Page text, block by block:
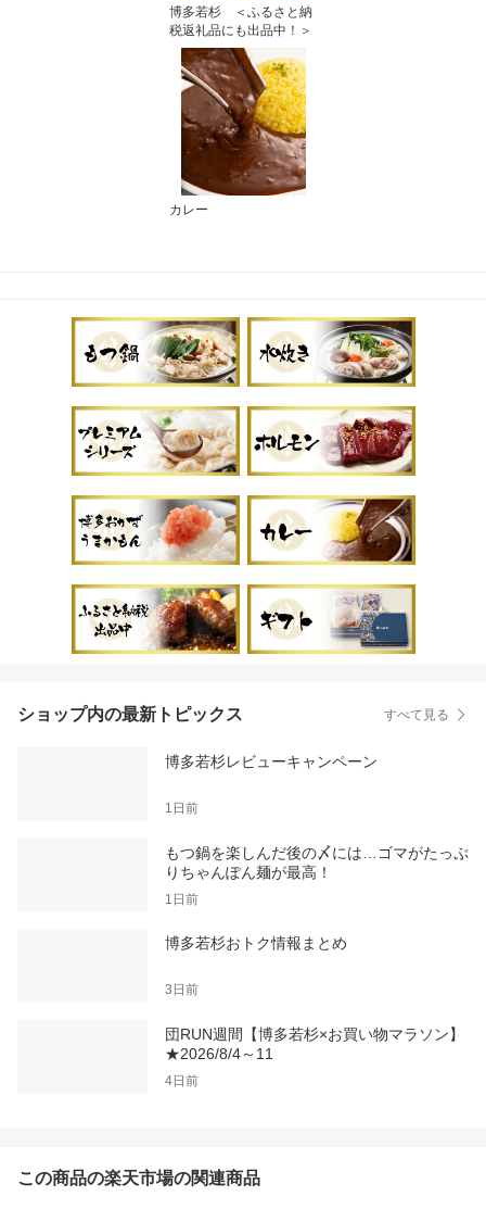
博多若杉 ＜ふるさと納
税返礼品にも出品中！＞
カレー
ショップ内の最新トピックス すべて見る
博多若杉レビューキャンペーン
1日前
もつ鍋を楽しんだ後の〆には…ゴマがたっぷ
りちゃんぽん麺が最高！
1日前
博多若杉おトク情報まとめ
3日前
団RUN週間【博多若杉×お買い物マラソン】
★2026/8/4～11
4日前
この商品の楽天市場の関連商品